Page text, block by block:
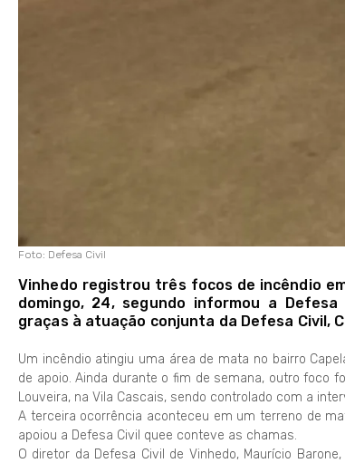
Foto: Defesa Civil
Vinhedo registrou três focos de incêndio
domingo, 24, segundo informou a
graças à atuação conjunta da Defesa Civil,
Um incêndio atingiu uma área de mata no bairro
de apoio. Ainda durante o fim de semana, outro foco
Louveira, na Vila Cascais, sendo controlado com a
A terceira ocorrência aconteceu em um terreno de
apoiou a Defesa Civil quee conteve as chamas.
O diretor da Defesa Civil de Vinhedo, Maurício